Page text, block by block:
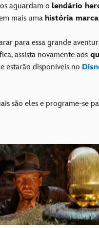
aguardam o lendário
mais uma história
para essa grande
assista novamente aos
estarão disponíveis no
são eles e programe-se